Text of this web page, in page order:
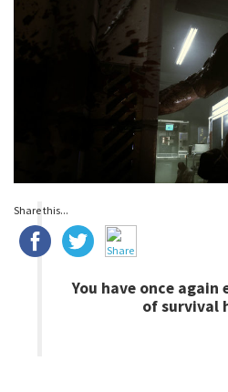
Share this...
You have once
of survival